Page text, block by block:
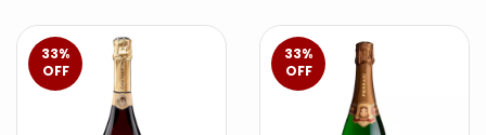
33%
OFF
33%
OFF